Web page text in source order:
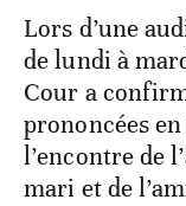
Lors d’une
de lundi à
Cour a
prononcées
l’encontre de
mari et de